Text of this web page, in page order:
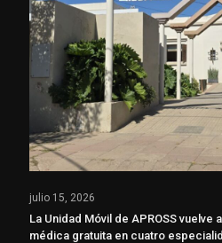
julio 15, 2026
La Unidad Móvil de APROSS vuelve
médica gratuita en cuatro